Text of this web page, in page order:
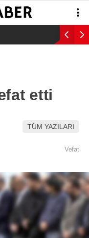
WhatsApp İhbar
Hattı
Instagram
Youtube
31°
etti
TÜM YAZILARI
Vefat